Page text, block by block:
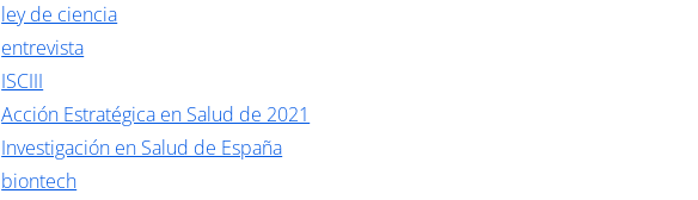
ley de ciencia
entrevista
ISCIII
Acción Estratégica en Salud de 2021
Investigación en Salud de España
biontech